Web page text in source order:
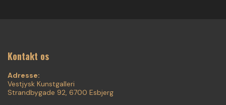
Kontakt os
Adresse:
Vestjysk Kunstgalleri
Strandbygade 92, 6700 Esbjerg